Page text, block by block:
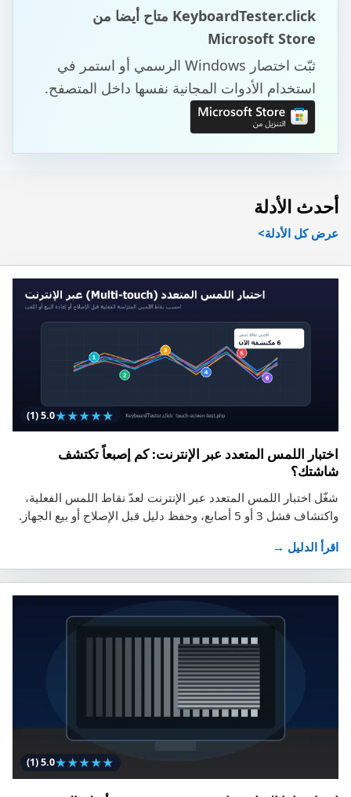
KeyboardTester.click متاح أيضا من
Microsoft Store
ثبّت اختصار Windows الرسمي أو استمر في
استخدام الأدوات المجانية نفسها داخل المتصفح.
أحدث الأدلة
عرض كل الأدلة
★
★
★
★
★
5.0
(1)
اختبار اللمس المتعدد عبر الإنترنت: كم إصبعاً تكتشف
شاشتك؟
شغّل اختبار اللمس المتعدد عبر الإنترنت لعدّ نقاط اللمس الفعلية،
واكتشاف فشل 3 أو 5 أصابع، وحفظ دليل قبل الإصلاح أو بيع الجهاز.
اقرأ الدليل →
★
★
★
★
★
5.0
(1)